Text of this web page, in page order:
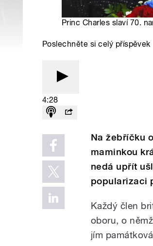
Princ Charles slaví 70.
Poslechněte si celý příspěvek
4:28
Na žebříčku
maminkou
nedá upřít
popularizaci
Každý člen
oboru, o
jím